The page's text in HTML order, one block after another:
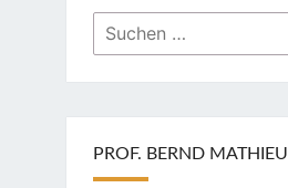
Suchen
nach:
PROF. BERND MATHIEU